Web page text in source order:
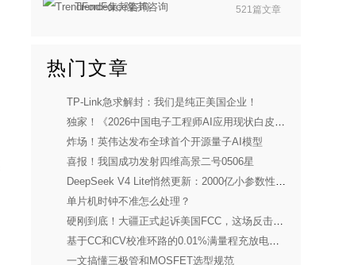
TrendForce集邦咨询 521篇文章
热门文章
TP-Link急求解封：我们是纯正美国企业！
独家！《2026中国电子工程师AI应用现状白皮书》重磅发布
炸场！英伟达发布全球首个开源量子AI模型
喜报！我国成功发射四维高景二号0506星
DeepSeek V4 Lite悄然更新：2000亿小参数性能逼近美国顶流
单片机时钟不准怎么处理？
硬刚到底！大疆正式起诉美国FCC，这场反击太解气
基于CC和CV校准环路的0.01%满量程充放电电流控制精度实现
一文搞懂三极管和MOSFET选型规范